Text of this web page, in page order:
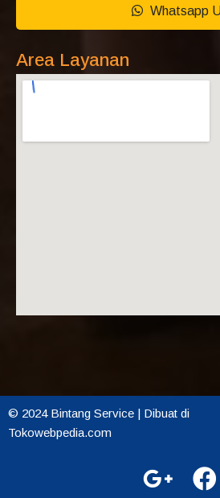
Whatsapp
Area Layanan
© 2024 Bintang Service | Dibuat di
Tokowebpedia.com